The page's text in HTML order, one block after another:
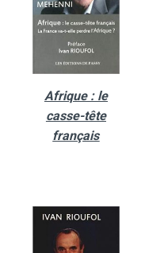
Afrique : le
casse-tête
français